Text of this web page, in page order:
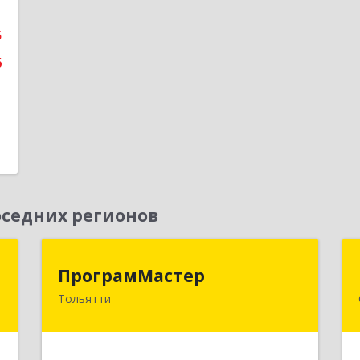
регионов
ПрограмМастер
Тольятти
445004, Самарская обл, Тольятти г,